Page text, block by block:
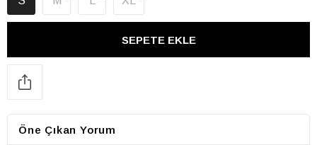
Öne Çıkan Yorum